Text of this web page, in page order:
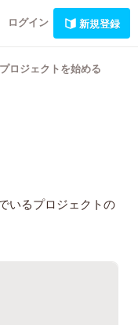
ログイン 新規登録
プロジェクトを始める
いるプロジェクトの